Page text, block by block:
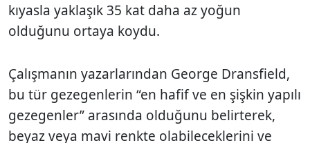
kıyasla yaklaşık 35 kat daha az yoğun
olduğunu ortaya koydu.
Çalışmanın yazarlarından George Dransfield,
bu tür gezegenlerin “en hafif ve en şişkin yapılı
gezegenler” arasında olduğunu belirterek,
beyaz veya mavi renkte olabileceklerini ve